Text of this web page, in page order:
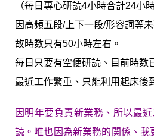
（毎日專心研読4小時合計24小時
因高頻五段/上下一段/形容詞等
故時数只有50小時左右。
毎日只要有空便研読、目前時数
最近工作繁重、只能利用起床後
因明年要負責新業務、所以最
読。唯也因為新業務的関係、